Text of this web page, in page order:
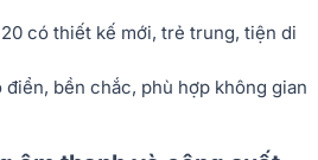
có thiết kế mới, trẻ trung, tiện di
điển, bền chắc, phù hợp không gian